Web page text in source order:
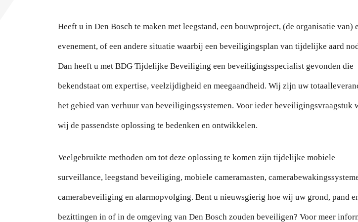
Heeft u in Den Bosch te maken met leegstand, een bouwproject, (de organisatie van)
evenement, of een andere situatie waarbij een beveiligingsplan van tijdelijke aard
Dan heeft u met BDG Tijdelijke Beveiliging een beveiligingsspecialist gevonden die
bekendstaat om expertise, veelzijdigheid en meegaandheid. Wij zijn uw
het gebied van verhuur van beveiligingssystemen. Voor ieder beveiligingsvraagstuk
wij de passendste oplossing te bedenken en ontwikkelen.
Veelgebruikte methoden om tot deze oplossing te komen zijn tijdelijke mobiele
surveillance, leegstand beveiliging, mobiele cameramasten,
camerabeveiliging en alarmopvolging. Bent u nieuwsgierig hoe wij uw grond, pand
bezittingen in of in de omgeving van Den Bosch zouden beveiligen? Voor meer